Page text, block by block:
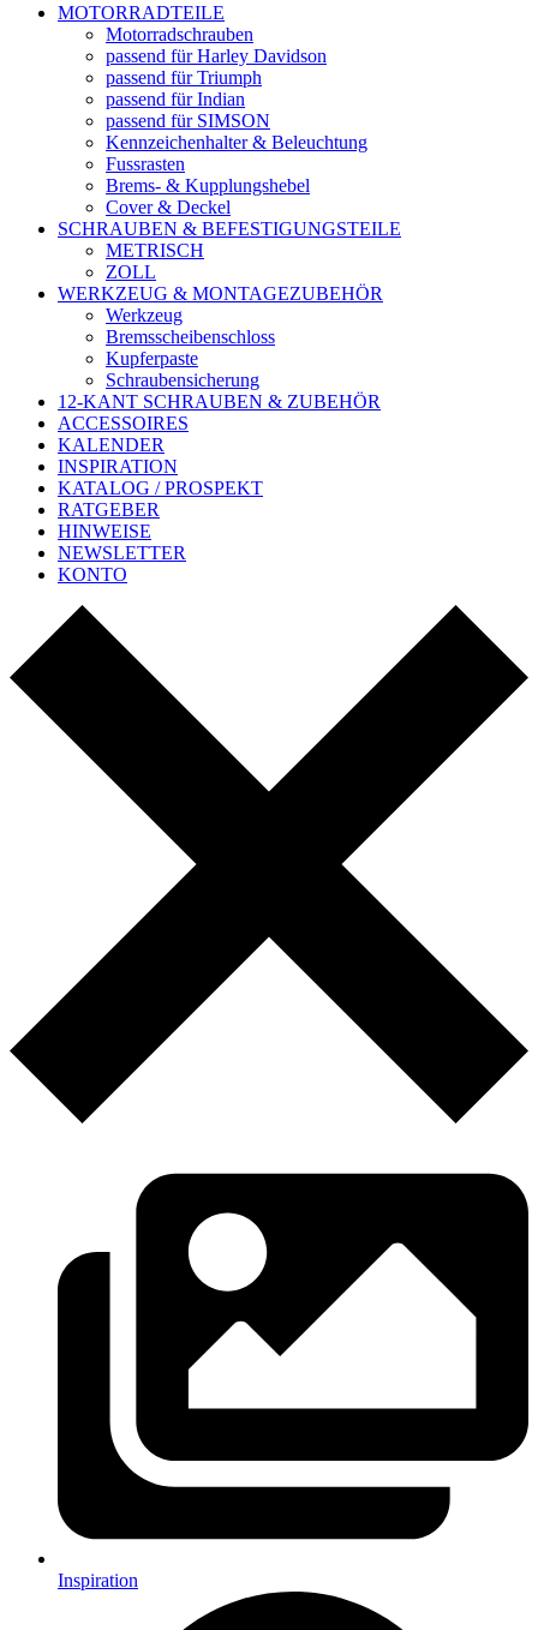
MOTORRADTEILE
Motorradschrauben
passend für Harley Davidson
passend für Triumph
passend für Indian
passend für SIMSON
Kennzeichenhalter & Beleuchtung
Fussrasten
Brems- & Kupplungshebel
Cover & Deckel
SCHRAUBEN & BEFESTIGUNGSTEILE
METRISCH
ZOLL
WERKZEUG & MONTAGEZUBEHÖR
Werkzeug
Bremsscheibenschloss
Kupferpaste
Schraubensicherung
12-KANT SCHRAUBEN & ZUBEHÖR
ACCESSOIRES
KALENDER
INSPIRATION
KATALOG / PROSPEKT
RATGEBER
HINWEISE
NEWSLETTER
KONTO
Inspiration